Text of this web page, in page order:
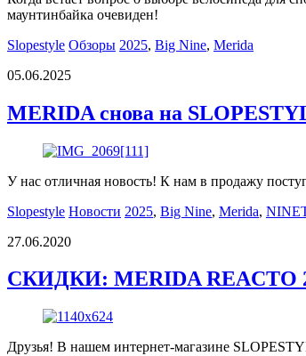
маунтинбайка очевиден!
Slopestyle Обзоры 2025, Big Nine, Merida
05.06.2025
MERIDA снова на
У нас отличная новость! К нам в продажу
Slopestyle Новости 2025, Big Nine, Merida,
27.06.2020
СКИДКИ: MERIDA REACTO
Друзья! В нашем интернет-магазине